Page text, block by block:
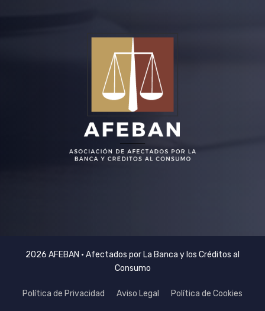
2026 AFEBAN • Afectados por La Banca y los Créditos al
Consumo
Política de Privacidad Aviso Legal Política de Cookies